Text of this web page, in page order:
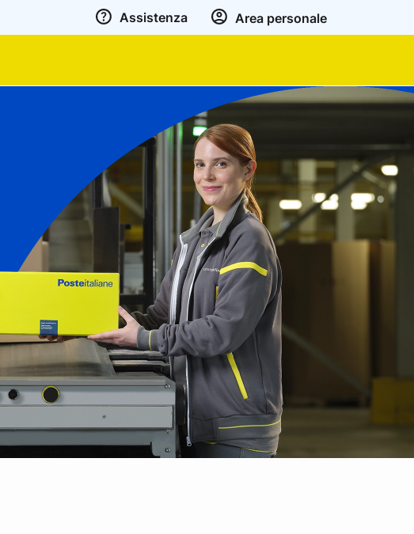
Assistenza Area personale